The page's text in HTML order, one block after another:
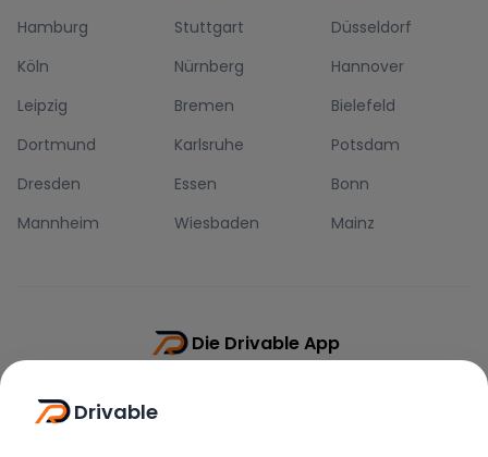
Hamburg
Stuttgart
Düsseldorf
Köln
Nürnberg
Hannover
Leipzig
Bremen
Bielefeld
Dortmund
Karlsruhe
Potsdam
Dresden
Essen
Bonn
Mannheim
Wiesbaden Mainz
Die Drivable App
Drivable